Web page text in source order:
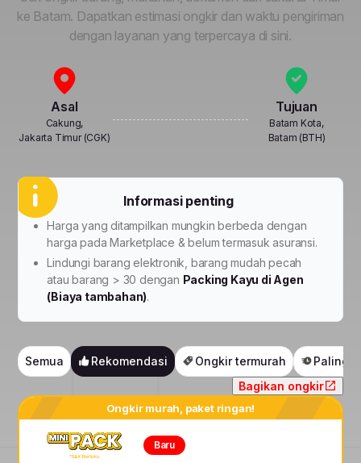
ke Batam. Dapatkan estimasi ongkir dan waktu pengiriman
dengan layanan yang terpercaya di sini.
Asal
Cakung,
Jakarta Timur (CGK)
Tujuan
Batam Kota,
Batam (BTH)
Informasi penting
Harga yang ditampilkan mungkin berbeda dengan
harga pada Marketplace & belum termasuk asuransi.
Lindungi barang elektronik, barang mudah pecah
atau barang > 30 dengan Packing Kayu di Agen
(Biaya tambahan).
Semua Rekomendasi Ongkir termurah
Paling
Bagikan ongkir
Ongkir murah, paket ringan!
Baru